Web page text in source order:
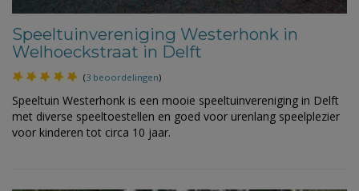
Speeltuinvereniging Westerhonk in
Welhoeckstraat in Delft
(3 beoordelingen)
Speeltuin Westerhonk is een mooie speeltuinvereniging in Delft
met diverse speeltoestellen en goed voor urenlang speelplezier
voor kinderen tot circa 10 jaar.